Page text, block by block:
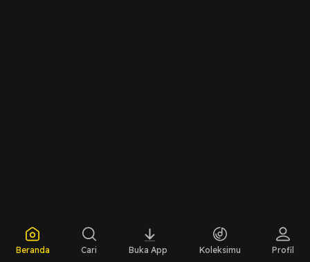
Beranda Cari Buka App Koleksimu Profil